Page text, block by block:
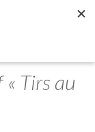
Tirs au